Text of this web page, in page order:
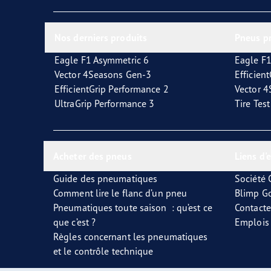
Eagle F1 Asymmetric 6
Vector 4Seasons Gen-3
EfficientGrip Performance 2
UltraGrip Performance 3
Eagle
Vector
Tire
Guide des pneumatiques
Comment lire le flanc d’un pneu
Pneumatiques toute saison : qu’est ce
que c’est ?
Règles concernant les pneumatiques
et le contrôle technique
Société
Blimp
Emplois